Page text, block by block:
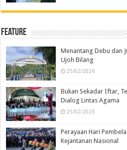
Feature
Menantang Debu dan
Ujoh Bilang
25/02/2026
Bukan Sekadar Iftar,
Dialog Lintas Agama
25/02/2026
Perayaan Hari
Kejantanan Nasional